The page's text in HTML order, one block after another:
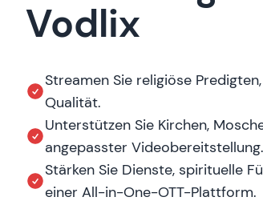
Vodlix
Streamen Sie religiöse
Qualität.
Unterstützen Sie Kirchen,
angepasster Videobereitstellung.
Stärken Sie Dienste, spirituelle
einer All-in-One-OTT-Plattform.